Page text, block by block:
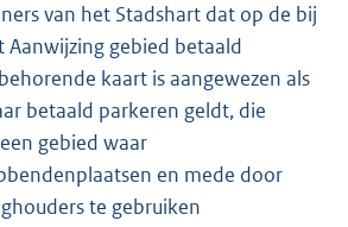
van het Stadshart dat op de bij
Aanwijzing gebied betaald
kaart is aangewezen als
betaald parkeren geldt, die
gebied waar
en mede door
te gebruiken